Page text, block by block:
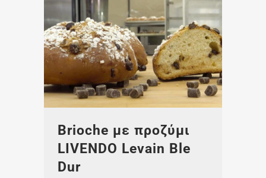
Brioche με προζύμι
LIVENDO Levain Ble
Dur